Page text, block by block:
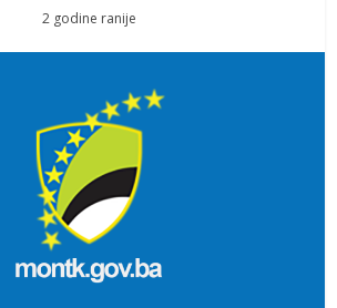
2 godine ranije